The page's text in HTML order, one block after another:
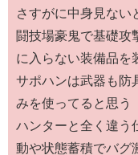
さすがに中身見ない
闘技場豪鬼で基礎攻
に入らない装備品を
サポハンは武器も防
みを使ってると思う
ハンターと全く違う
動や状態蓄積でバグ